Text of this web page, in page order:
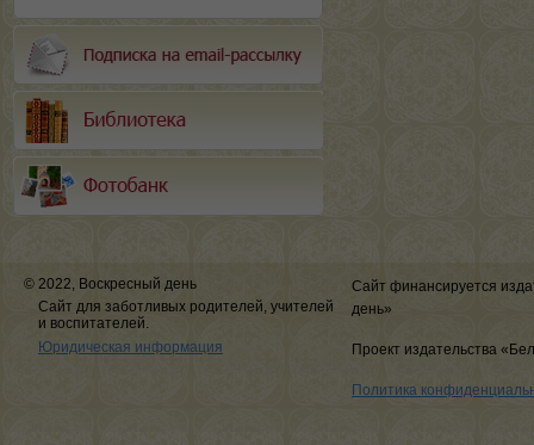
© 2022, Воскресный день
Сайт для заботливых родителей, учителей
и воспитателей.
Юридическая информация
Сайт финансируется
день»
Проект издательства
Политика